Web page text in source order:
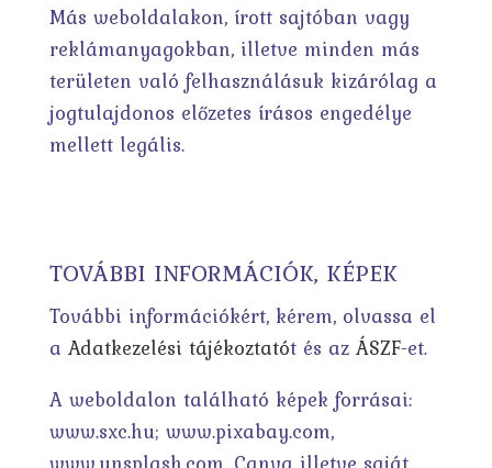
Más weboldalakon, írott sajtóban vagy
reklámanyagokban, illetve minden más
területen való felhasználásuk kizárólag a
jogtulajdonos előzetes írásos engedélye
mellett legális.
TOVÁBBI INFORMÁCIÓK, KÉPEK
További információkért, kérem, olvassa el
a Adatkezelési tájékoztatót és az ÁSZF-et.
A weboldalon található képek forrásai:
www.sxc.hu; www.pixabay.com,